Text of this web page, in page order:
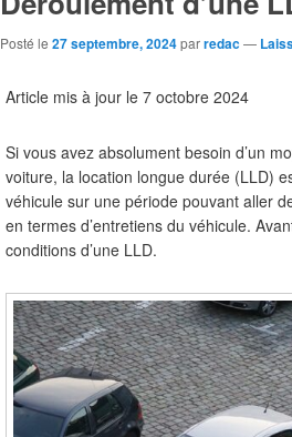
Posté le 27 septembre, 2024parredac—
Article mis à jour le 7 octobre 2024
Si vous avez absolument besoin d’un
voiture, la location longue durée (LLD)
véhicule sur une période pouvant aller
en termes d’entretiens du véhicule.
conditions d’une LLD.